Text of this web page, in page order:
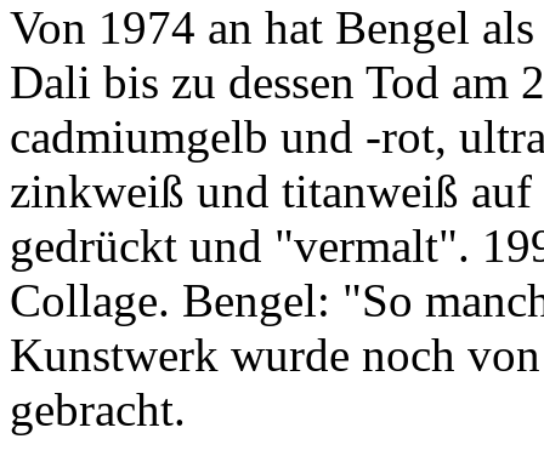
Von 1974 an hat Bengel
Dali bis zu dessen Tod am
cadmiumgelb und -rot,
zinkweiß und titanweiß
gedrückt und "vermalt".
Collage. Bengel: "So
Kunstwerk wurde noch
gebracht.